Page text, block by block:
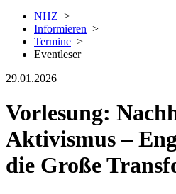
NHZ >
Informieren >
Termine >
Eventleser
29.01.2026
Vorlesung:
Aktivismus –
die Große